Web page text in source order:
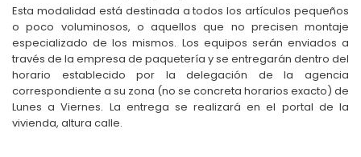
Esta modalidad está destinada a todos los artículos pequeños
o poco voluminosos, o aquellos que no precisen montaje
especializado de los mismos. Los equipos serán enviados a
través de la empresa de paquetería y se entregarán dentro del
horario establecido por la delegación de la agencia
correspondiente a su zona (no se concreta horarios exacto) de
Lunes a Viernes. La entrega se realizará en el portal de la
vivienda, altura calle.